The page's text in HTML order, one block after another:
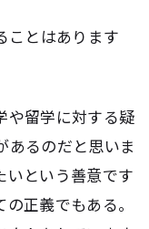
ことはあります
や留学に対する疑
あるのだと思いま
いという善意です
正義でもある。